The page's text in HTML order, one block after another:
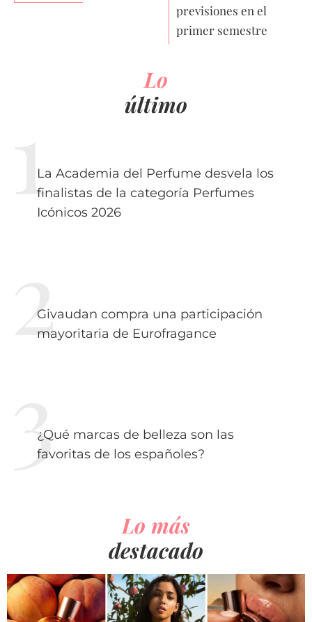
previsiones en el
primer semestre
Lo
último
La Academia del Perfume desvela los
finalistas de la categoría Perfumes
Icónicos 2026
Givaudan compra una participación
mayoritaria de Eurofragance
¿Qué marcas de belleza son las
favoritas de los españoles?
Lo más
destacado